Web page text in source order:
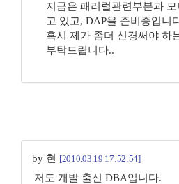
지금은 패러럴관련부분과
고 있고, DAP을 준비중입니
혹시 제가 좀더 신경써야 하
부탁드립니다..
by 현 [2010.03.19 17:52:54]
저도 개발 출신 DBA입니다.